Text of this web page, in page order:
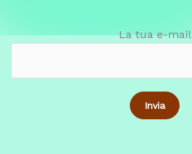
La tua e-mail